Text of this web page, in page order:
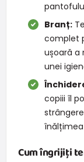
Branț:
complet
ușoară a
unei
copiii îl
înălțimea
Cum îngrijiți